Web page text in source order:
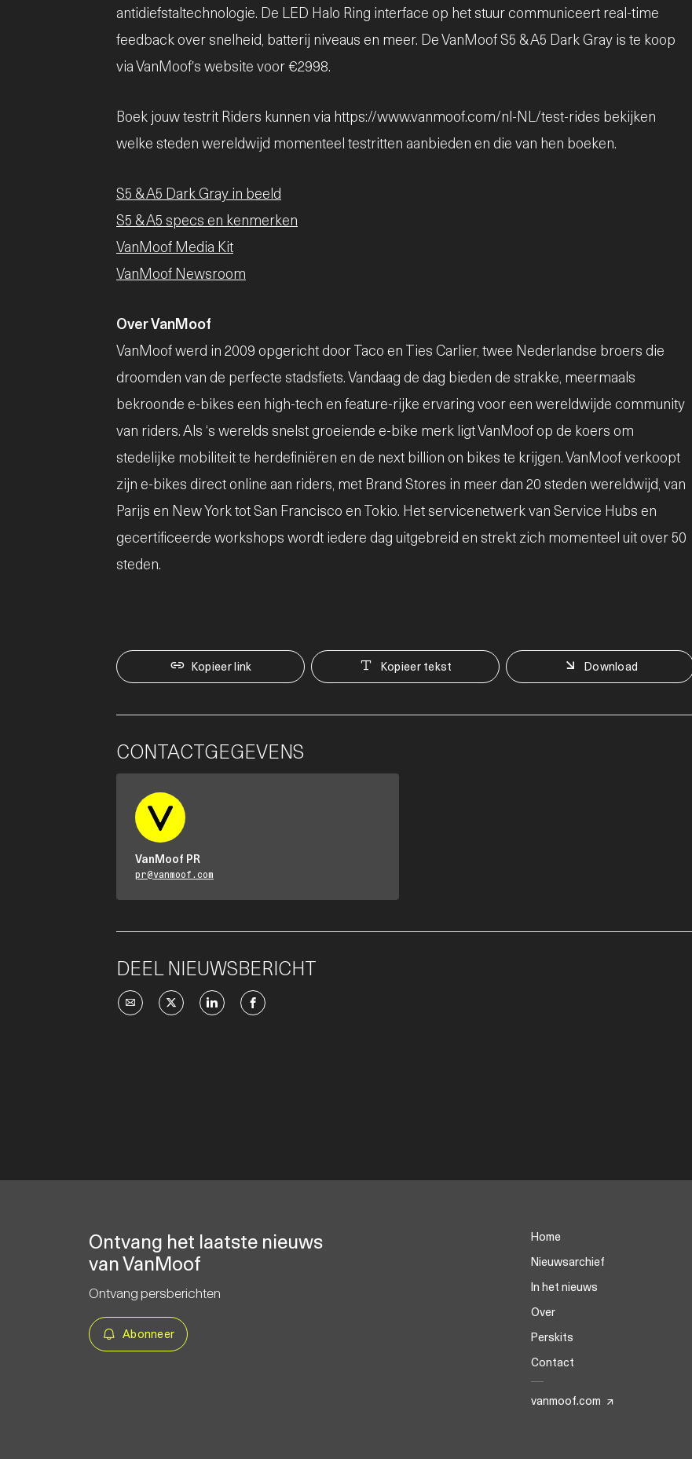
antidiefstaltechnologie. De LED Halo Ring interface op het stuur communiceert real-time
feedback over snelheid, batterij niveaus en meer. De VanMoof S5 & A5 Dark Gray is te koop
via VanMoof's website voor €2998.
Boek jouw testrit Riders kunnen via https://www.vanmoof.com/nl-NL/test-rides bekijken
welke steden wereldwijd momenteel testritten aanbieden en die van hen boeken.
S5 & A5 Dark Gray in beeld
S5 & A5 specs en kenmerken
VanMoof Media Kit
VanMoof Newsroom
Over VanMoof
VanMoof werd in 2009 opgericht door Taco en Ties Carlier, twee Nederlandse broers die
droomden van de perfecte stadsfiets. Vandaag de dag bieden de strakke, meermaals
bekroonde e-bikes een high-tech en feature-rijke ervaring voor een wereldwijde community
van riders. Als ‘s werelds snelst groeiende e-bike merk ligt VanMoof op de koers om
stedelijke mobiliteit te herdefiniëren en de next billion on bikes te krijgen. VanMoof verkoopt
zijn e-bikes direct online aan riders, met Brand Stores in meer dan 20 steden wereldwijd, van
Parijs en New York tot San Francisco en Tokio. Het servicenetwerk van Service Hubs en
gecertificeerde workshops wordt iedere dag uitgebreid en strekt zich momenteel uit over 50
steden.
Kopieer link Kopieer tekst Download
CONTACTGEGEVENS
VanMoof PR
pr@vanmoof.com
DEEL NIEUWSBERICHT
Ontvang het laatste nieuws
van VanMoof
Ontvang persberichten
Abonneer
Home
Nieuwsarchief
In het nieuws
Over
Perskits
Contact
vanmoof.com